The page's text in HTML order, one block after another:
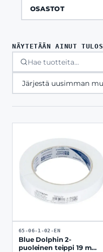
OSASTOT
NÄYTETÄÄN AINUT TULOS
65-06-1-02-EN
Blue Dolphin 2-
puoleinen teippi 19 mm